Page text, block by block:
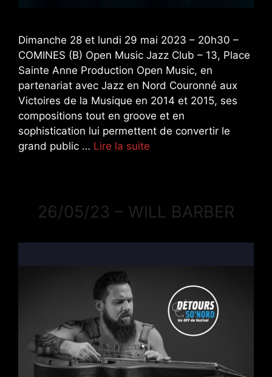
Dimanche 28 et lundi 29 mai 2023 – 20h30 –
COMINES (B) Open Music Jazz Club – 13, Place
Sainte Anne Production Open Music, en
partenariat avec Jazz en Nord Couronné aux
Victoires de la Musique en 2014 et 2015, ses
compositions tout en groove et en
sophistication lui permettent de convertir le
grand public … Lire la suite
26/05/23 – WILL BARBER